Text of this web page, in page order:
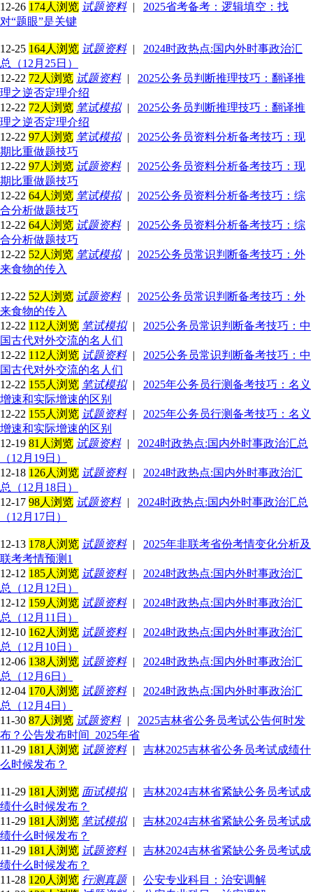
12-26 174人浏览 试题资料|
2025省考备考：逻辑填空：找
对“题眼”是关键
12-25 164人浏览 试题资料|
2024时政热点:国内外时事政治汇
总（12月25日）
12-22 72人浏览 试题资料|
2025公务员判断推理技巧：翻译推
理之逆否定理介绍
12-22 72人浏览 笔试模拟|
2025公务员判断推理技巧：翻译推
理之逆否定理介绍
12-22 97人浏览 笔试模拟|
2025公务员资料分析备考技巧：现
期比重做题技巧
12-22 97人浏览 试题资料|
2025公务员资料分析备考技巧：现
期比重做题技巧
12-22 64人浏览 笔试模拟|
2025公务员资料分析备考技巧：综
合分析做题技巧
12-22 64人浏览 试题资料|
2025公务员资料分析备考技巧：综
合分析做题技巧
12-22 52人浏览 笔试模拟|
2025公务员常识判断备考技巧：外
来食物的传入
12-22 52人浏览 试题资料|
2025公务员常识判断备考技巧：外
来食物的传入
12-22 112人浏览 笔试模拟|
2025公务员常识判断备考技巧：中
国古代对外交流的名人们
12-22 112人浏览 试题资料|
2025公务员常识判断备考技巧：中
国古代对外交流的名人们
12-22 155人浏览 笔试模拟|
2025年公务员行测备考技巧：名义
增速和实际增速的区别
12-22 155人浏览 试题资料|
2025年公务员行测备考技巧：名义
增速和实际增速的区别
12-19 81人浏览 试题资料|
2024时政热点:国内外时事政治汇总
（12月19日）
12-18 126人浏览 试题资料|
2024时政热点:国内外时事政治汇
总（12月18日）
12-17 98人浏览 试题资料|
2024时政热点:国内外时事政治汇总
（12月17日）
12-13 178人浏览 试题资料|
2025年非联考省份考情变化分析及
联考考情预测1
12-12 185人浏览 试题资料|
2024时政热点:国内外时事政治汇
总（12月12日）
12-12 159人浏览 试题资料|
2024时政热点:国内外时事政治汇
总（12月11日）
12-10 162人浏览 试题资料|
2024时政热点:国内外时事政治汇
总（12月10日）
12-06 138人浏览 试题资料|
2024时政热点:国内外时事政治汇
总（12月6日）
12-04 170人浏览 试题资料|
2024时政热点:国内外时事政治汇
总（12月4日）
11-30 87人浏览 试题资料|
2025吉林省公务员考试公告何时发
布？公告发布时间_2025年省
11-29 181人浏览 试题资料|
吉林2025吉林省公务员考试成绩什
么时候发布？
11-29 181人浏览 面试模拟|
吉林2024吉林省紧缺公务员考试成
绩什么时候发布？
11-29 181人浏览 笔试模拟|
吉林2024吉林省紧缺公务员考试成
绩什么时候发布？
11-29 181人浏览 试题资料|
吉林2024吉林省紧缺公务员考试成
绩什么时候发布？
11-28 120人浏览 行测真题|
公安专业科目：治安调解